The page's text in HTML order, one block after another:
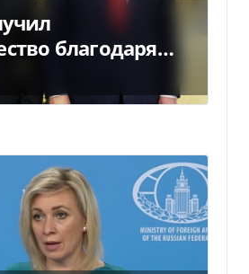
благодаря
США